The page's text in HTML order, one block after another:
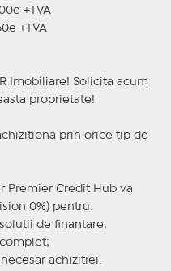
+TVA
+TVA
Imobiliare! Solicita acum
proprietate!
prin orice tip de
Premier Credit Hub va
0%) pentru:
de finantare;
achizitiei.